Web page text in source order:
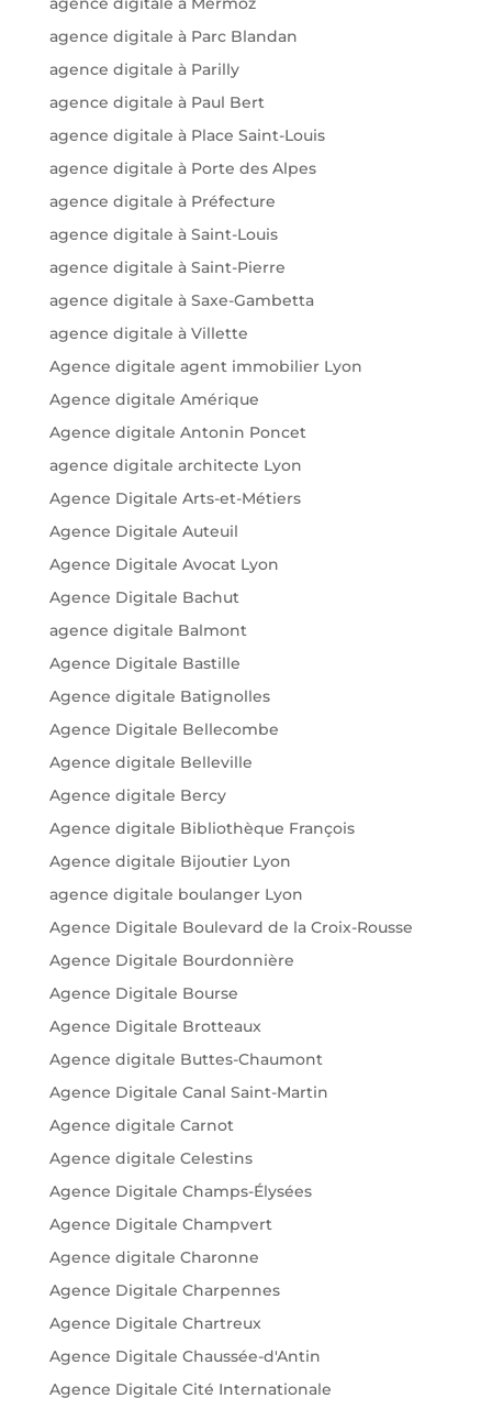
agence digitale à Parc Blandan
agence digitale à Parilly
agence digitale à Paul Bert
agence digitale à Place Saint-Louis
agence digitale à Porte des Alpes
agence digitale à Préfecture
agence digitale à Saint-Louis
agence digitale à Saint-Pierre
agence digitale à Saxe-Gambetta
agence digitale à Villette
Agence digitale agent immobilier Lyon
Agence digitale Amérique
Agence digitale Antonin Poncet
agence digitale architecte Lyon
Agence Digitale Arts-et-Métiers
Agence Digitale Auteuil
Agence Digitale Avocat Lyon
Agence Digitale Bachut
agence digitale Balmont
Agence Digitale Bastille
Agence digitale Batignolles
Agence Digitale Bellecombe
Agence digitale Belleville
Agence digitale Bercy
Agence digitale Bibliothèque François
Agence digitale Bijoutier Lyon
agence digitale boulanger Lyon
Agence Digitale Boulevard de la Croix-Rousse
Agence Digitale Bourdonnière
Agence Digitale Bourse
Agence Digitale Brotteaux
Agence digitale Buttes-Chaumont
Agence Digitale Canal Saint-Martin
Agence digitale Carnot
Agence digitale Celestins
Agence Digitale Champs-Élysées
Agence Digitale Champvert
Agence digitale Charonne
Agence Digitale Charpennes
Agence Digitale Chartreux
Agence Digitale Chaussée-d'Antin
Agence Digitale Cité Internationale